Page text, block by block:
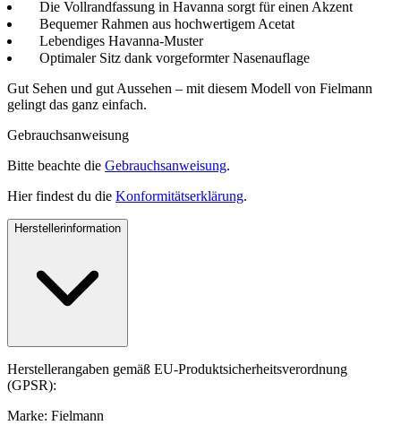
Die Vollrandfassung in Havanna sorgt für einen Akzent
Bequemer Rahmen aus hochwertigem Acetat
Lebendiges Havanna-Muster
Optimaler Sitz dank vorgeformter Nasenauflage
Gut Sehen und gut Aussehen – mit diesem Modell von Fielmann
gelingt das ganz einfach.
Gebrauchsanweisung
Bitte beachte die Gebrauchsanweisung.
Hier findest du die Konformitätserklärung.
Herstellerinformation
Herstellerangaben gemäß EU-Produktsicherheitsverordnung
(GPSR):
Marke: Fielmann